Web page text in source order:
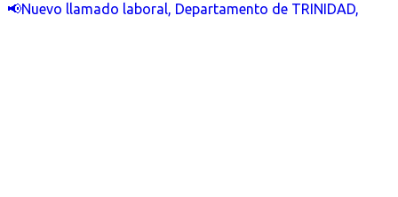
📢Nuevo llamado laboral, Departamento de TRINIDAD,